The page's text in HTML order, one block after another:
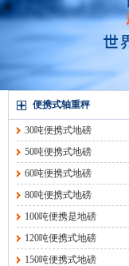
便携式轴重秤
30吨便携式地磅
50吨便携式地磅
60吨便携式地磅
80吨便携式地磅
100吨便携是地磅
120吨便携式地磅
150吨便携式地磅